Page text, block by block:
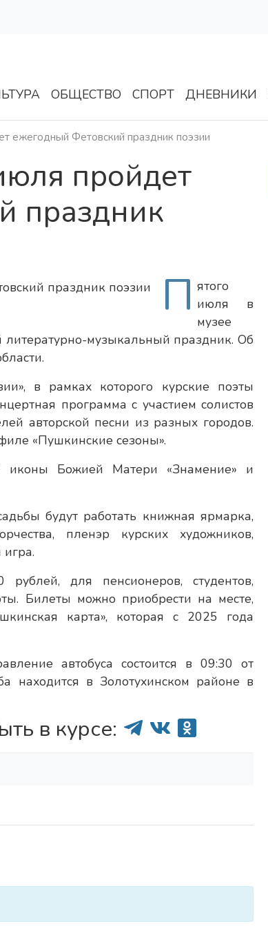
ОБЩЕСТВО СПОРТ ДНЕВНИКИ
ежегодный Фетовский праздник поэзии
пройдет
праздник
П ятого
июля в
музее
литературно-музыкальный праздник. Об
в рамках которого курские поэты
программа с участием солистов
авторской песни из разных городов.
«Пушкинские сезоны».
иконы Божией Матери «Знамение» и
будут работать книжная ярмарка,
пленэр курских художников,
для пенсионеров, студентов,
Билеты можно приобрести на месте,
карта», которая с 2025 года
автобуса состоится в 09:30 от
находится в Золотухинском районе в
в курсе: